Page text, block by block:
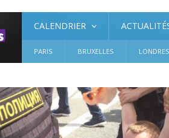
CALENDRIER
PARIS BRUXELLES LONDRES